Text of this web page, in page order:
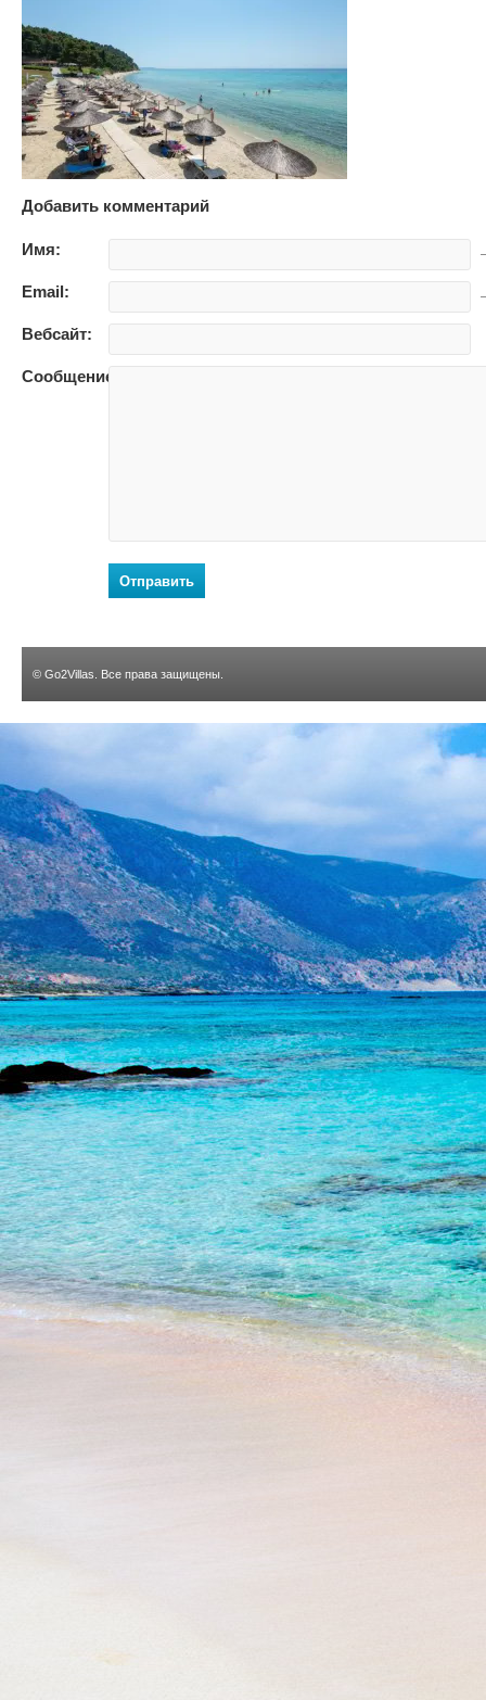
Добавить комментарий
Имя:
Email:
Вебсайт:
Сообщение:
Отправить
© Go2Villas . Все права защищены.